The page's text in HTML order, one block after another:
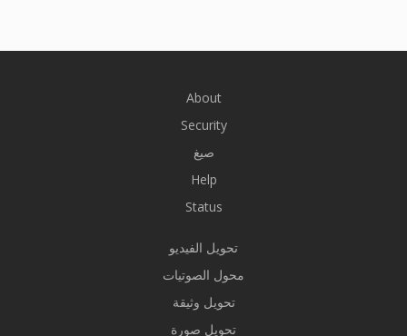
About
Security
صيغ
Help
Status
تحويل الفيديو
محول الصوتيات
تحويل وثيقة
تحويل صورة